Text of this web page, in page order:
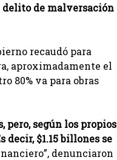
de malversación
recaudó para
aproximadamente el
80% va para obras
pero, según los propios
$1.15 billones se
denunciaron